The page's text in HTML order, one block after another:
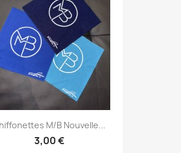
M/B Nouvelle...
3,00 €